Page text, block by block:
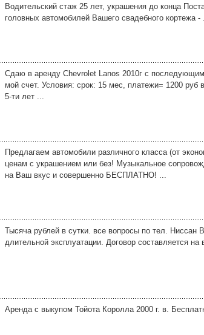
Водительский стаж 25 лет, украшения до конца
головных автомобилей Вашего свадебного кортежа -
Сдаю в аренду Chevrolet Lanos 2010г с
мой счет. Условия: срок: 15 мес, платежи= 1200
5-ти лет ...
Предлагаем автомобили различного класса (от
ценам с украшением или без! Музыкальное
на Ваш вкус и совершенно БЕСПЛАТНО! ...
Тысяча рублей в сутки. все вопросы по тел. Ниссан
длительной эксплуатации. Договор составляется
Аренда с выкупом Тойота Королла 2000 г. в.